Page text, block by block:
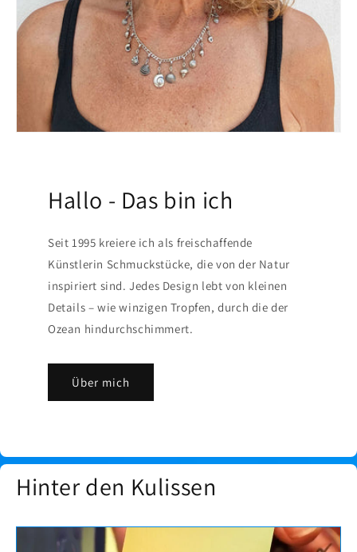
Hallo - Das bin ich
Seit 1995 kreiere ich als freischaffende
Künstlerin Schmuckstücke, die von der Natur
inspiriert sind. Jedes Design lebt von kleinen
Details – wie winzigen Tropfen, durch die der
Ozean hindurchschimmert.
Über mich
Hinter den Kulissen